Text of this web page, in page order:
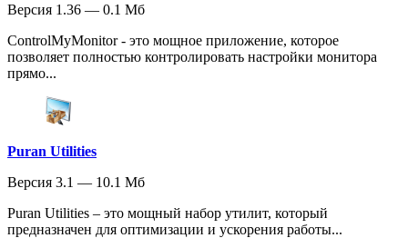
Версия 1.36 — 0.1 Мб
ControlMyMonitor - это мощное приложение, которое
позволяет полностью контролировать настройки монитора
прямо...
Puran Utilities
Версия 3.1 — 10.1 Мб
Puran Utilities – это мощный набор утилит, который
предназначен для оптимизации и ускорения работы...